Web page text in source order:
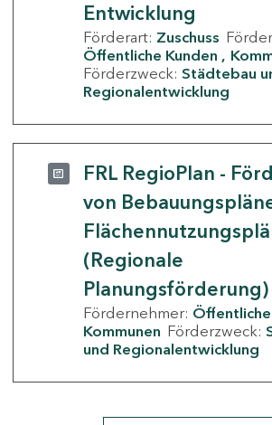
Entwicklung
Förderart: Zuschuss
Öffentliche Kunden
Förderzweck: Städtebau
Regionalentwicklung
FRL RegioPlan -
von
(Regionale
Planungsförderung)
Fördernehmer:
Kommunen Förderzweck:
und Regionalentwicklung